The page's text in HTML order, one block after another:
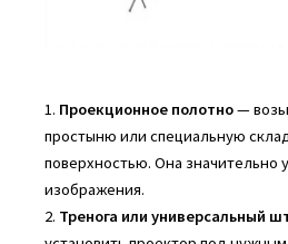
1. Проекционное полотно—
простыню или специальную
поверхностью. Она значительно
изображения.
2. Тренога или универсальный